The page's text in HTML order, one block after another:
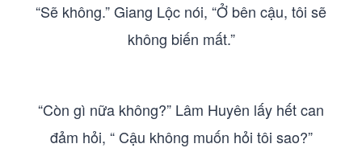
“Sẽ không.” Giang Lộc nói, “Ở bên cậu, tôi sẽ
không biến mất.”
“Còn gì nữa không?” Lâm Huyên lấy hết can
đảm hỏi, “ Cậu không muốn hỏi tôi sao?”